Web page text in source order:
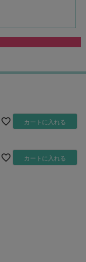
カートに入れる
カートに入れる